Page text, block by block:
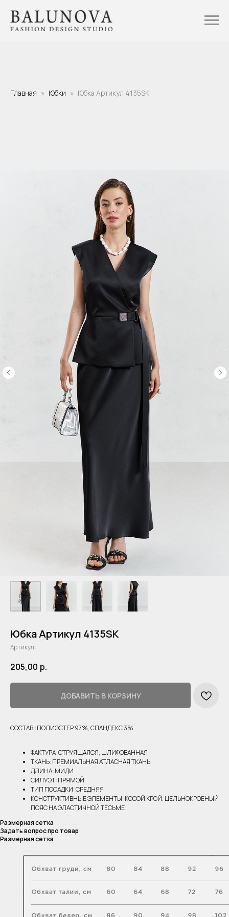
Главная Юбки Юбка Артикул 4135SK
Юбка Артикул 4135SK
Артикул:
205,00 р.
ДОБАВИТЬ В КОРЗИНУ
СОСТАВ : ПОЛИЭСТЕР 97%, СПАНДЕКС 3%
ФАКТУРА: СТРУЯЩАЯСЯ, ШЛИФОВАННАЯ
ТКАНЬ: ПРЕМИАЛЬНАЯ АТЛАСНАЯ ТКАНЬ
ДЛИНА: МИДИ
СИЛУЭТ: ПРЯМОЙ
ТИП ПОСАДКИ: СРЕДНЯЯ
КОНСТРУКТИВНЫЕ ЭЛЕМЕНТЫ: КОСОЙ КРОЙ, ЦЕЛЬНОКРОЕНЫЙ
ПОЯС НА ЭЛАСТИЧНОЙ ТЕСЬМЕ
Размерная сетка
Задать вопрос про товар
Размерная сетка